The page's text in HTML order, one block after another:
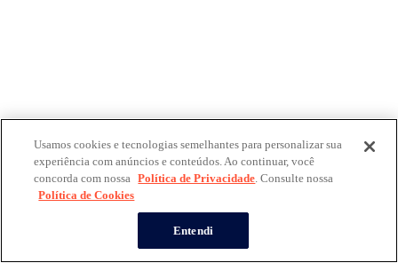
Usamos cookies e tecnologias semelhantes para personalizar sua
experiência com anúncios e conteúdos. Ao continuar, você
concorda com nossa Política de Privacidade. Consulte nossa
Política de Cookies
Entendi